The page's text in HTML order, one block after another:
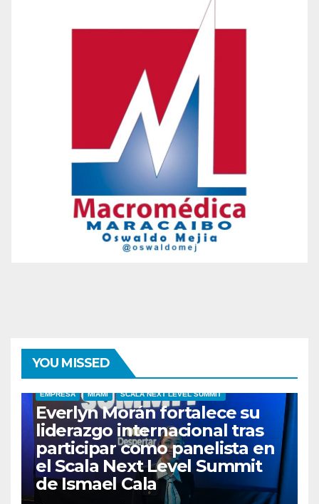
YOU MISSED
EMPRESA MIAMI SCALA NEXT LEVEL SUMMIT
Everlyn Morán fortalece su
liderazgo internacional tras
participar como panelista en
el Scala Next Level Summit
de Ismael Cala